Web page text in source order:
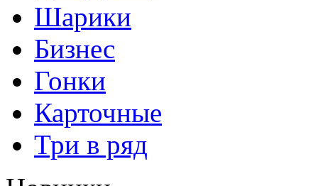
Шарики
Бизнес
Гонки
Карточные
Три в ряд